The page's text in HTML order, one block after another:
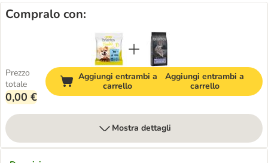
Compralo con:
Prezzo
totale
0,00 €
Aggiungi entrambi a
carrello
Aggiungi entrambi a
carrello
Mostra dettagli